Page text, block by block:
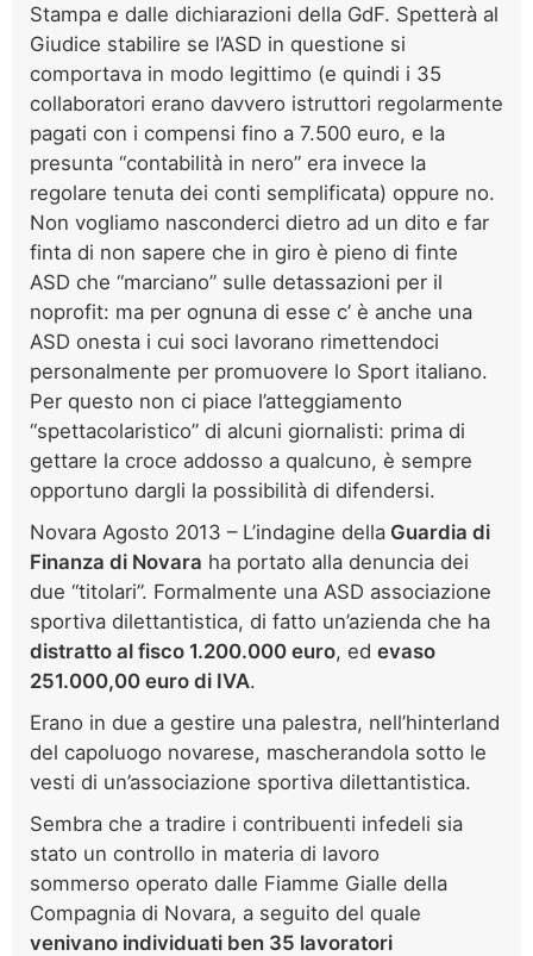
Stampa e dalle dichiarazioni della GdF. Spetterà al
Giudice stabilire se l’ASD in questione si
comportava in modo legittimo (e quindi i 35
collaboratori erano davvero istruttori regolarmente
pagati con i compensi fino a 7.500 euro, e la
presunta “contabilità in nero” era invece la
regolare tenuta dei conti semplificata) oppure no.
Non vogliamo nasconderci dietro ad un dito e far
finta di non sapere che in giro è pieno di finte
ASD che “marciano” sulle detassazioni per il
noprofit: ma per ognuna di esse c’ è anche una
ASD onesta i cui soci lavorano rimettendoci
personalmente per promuovere lo Sport italiano.
Per questo non ci piace l’atteggiamento
“spettacolaristico” di alcuni giornalisti: prima di
gettare la croce addosso a qualcuno, è sempre
opportuno dargli la possibilità di difendersi.
Novara Agosto 2013 – L’indagine della Guardia di
Finanza di Novara ha portato alla denuncia dei
due “titolari”. Formalmente una ASD associazione
sportiva dilettantistica, di fatto un’azienda che ha
distratto al fisco 1.200.000 euro, ed evaso
251.000,00 euro di IVA.
Erano in due a gestire una palestra, nell’hinterland
del capoluogo novarese, mascherandola sotto le
vesti di un’associazione sportiva dilettantistica.
Sembra che a tradire i contribuenti infedeli sia
stato un controllo in materia di lavoro
sommerso operato dalle Fiamme Gialle della
Compagnia di Novara, a seguito del quale
venivano individuati ben 35 lavoratori